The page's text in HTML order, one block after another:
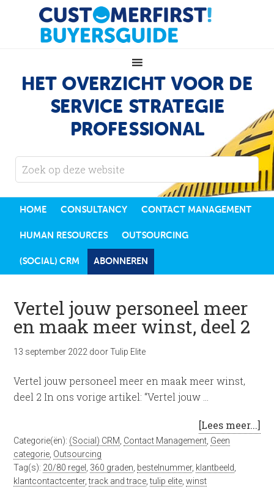
HET OVERZICHT VOOR DE
SERVICE STRATEGIE
PROFESSIONAL
HOME CONSULTANCY CONTACT MANAGEMENT
HUMAN RESOURCES OUTSOURCING
(SOCIAL) CRM ABONNEREN
Vertel jouw personeel meer
en maak meer winst, deel 2
13 september 2022 doorTulip Elite
Vertel jouw personeel meer en maak meer winst,
deel 2 In ons vorige artikel: “Vertel jouw …
[Lees meer...]
Categorie(ën): (Social) CRM Contact Management Geen
categorie Outsourcing
Tag(s): 20/80 regel 360 graden bestelnummer, klantbeeld
klantcontactcenter,track and trace ,tulip elite ,winst